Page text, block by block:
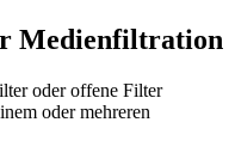
Medienfiltration
oder offene Filter
oder mehreren